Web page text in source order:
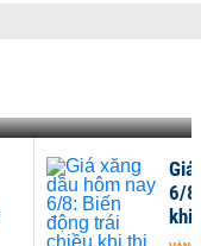
Giá
6/
khi